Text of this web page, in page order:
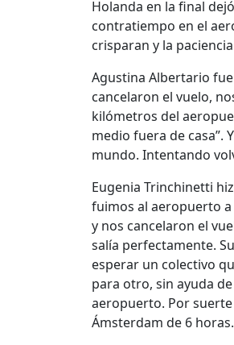
Holanda en la final
contratiempo en el
crisparan y la
Agustina Albertario
cancelaron el vuelo,
kilómetros del
medio fuera de casa”.
mundo. Intentando
Eugenia Trinchinetti
fuimos al aeropuerto
y nos cancelaron el
salía perfectamente.
esperar un colectivo
para otro, sin ayuda
aeropuerto. Por
Ámsterdam de 6